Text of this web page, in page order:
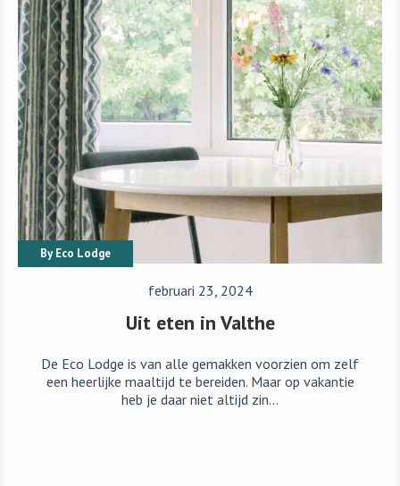
ByEco Lodge
februari 23, 2024
Uit eten in Valthe
De Eco Lodge is van alle gemakken voorzien om zelf
een heerlijke maaltijd te bereiden. Maar op vakantie
heb je daar niet altijd zin…